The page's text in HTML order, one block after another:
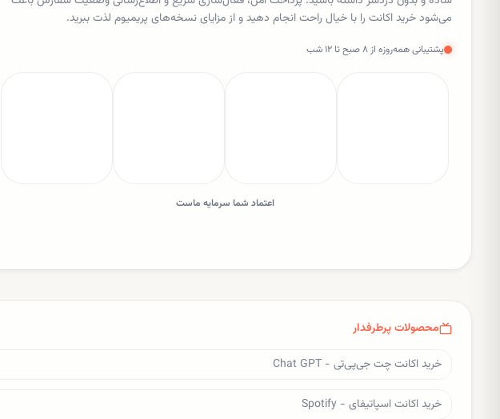
می‌شود خرید اکانت را با خیال راحت انجام دهید و از مزایای نسخه‌های پریمیوم لذت ببرید.
پشتیبانی همه‌روزه از ۸ صبح تا ۱۲ شب
اعتماد شما سرمایه ماست
محصولات پرطرفدار
خرید اکانت چت جی‌پی‌تی - Chat GPT
خرید اکانت اسپاتیفای - Spotify